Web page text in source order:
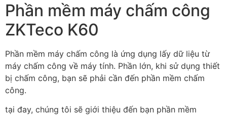
Phần mềm máy chấm công
ZKTeco K60
Phần mềm máy chấm công là ứng dụng lấy dữ liệu từ
máy chấm công về máy tính. Phần lớn, khi sử dụng thiết
bị chấm công, bạn sẽ phải cần đến phần mềm chấm
công.
tại đay, chúng tôi sẽ giới thiệu đến bạn phần mềm